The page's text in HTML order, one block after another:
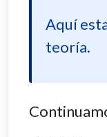
Aquí
teoría.